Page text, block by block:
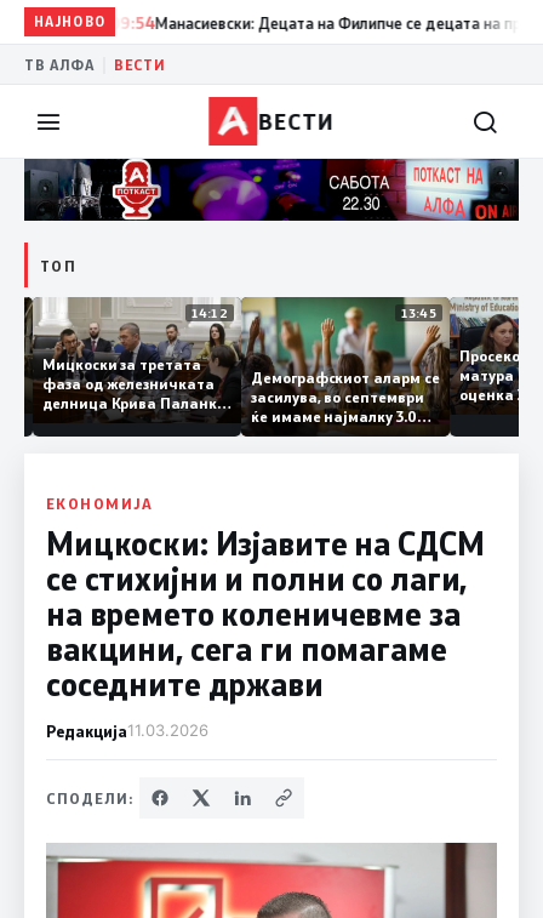
НАЈНОВО
09:54 Манасиевски: Децата на Филипче се децата на
ТВ АЛФА ВЕСТИ
ВЕСТИ
ТОП
15:20
Во
14:12
Мицкоски за третата
фаза од железничката
делница Крива Паланка
– Деве Баир: Проектот
нема да заврши на
целина
13:45
Демографскиот аларм се
засилува, во септември
ќе имаме најмалку 3.000
првачиња помалку
матура
оценка
ЕКОНОМИЈА
Мицкоски: Изјавите на СДСМ
се стихијни и полни со лаги,
на времето коленичевме за
вакцини, сега ги помагаме
соседните држави
Редакција11.03.2026
СПОДЕЛИ: